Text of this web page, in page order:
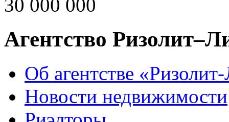
30 000 000
Агентство
Об агентстве
Новости недвижимости